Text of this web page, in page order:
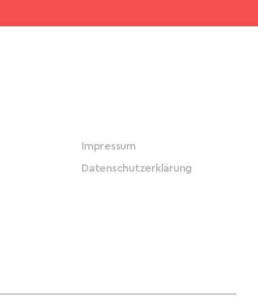
Impressum
Datenschutzerklärung